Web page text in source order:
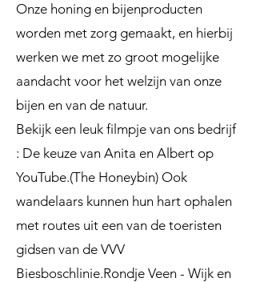
Onze honing en bijenproducten
worden met zorg gemaakt, en hierbij
werken we met zo groot mogelijke
aandacht voor het welzijn van onze
bijen en van de natuur.
Bekijk een leuk filmpje van ons bedrijf
: De keuze van Anita en Albert op
YouTube.(The Honeybin) Ook
wandelaars kunnen hun hart ophalen
met routes uit een van de toeristen
gidsen van de VVV
Biesboschlinie.Rondje Veen - Wijk en